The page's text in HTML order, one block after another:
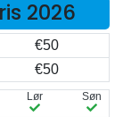
2026
€50
€50
Lør Søn